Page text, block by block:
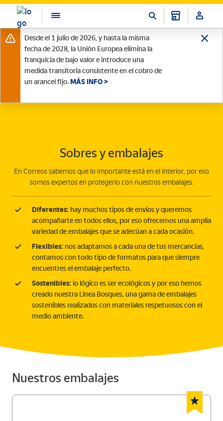
Desde el 1 julio de 2026, y hasta la misma
fecha de 2028, la Unión Europea elimina la
franquicia de bajo valor e introduce una
medida transitoria consistente en el cobro de
un arancel fijo. MÁS INFO >
Sobres y embalajes
En Correos sabemos que lo importante está en el interior, por eso
somos expertos en protegerlo con nuestros embalajes.
Diferentes: hay muchos tipos de envíos y queremos
acompañarte en todos ellos, por eso ofrecemos una amplia
variedad de embalajes que se adecúan a cada ocasión.
Flexibles: nos adaptamos a cada una de tus mercancías,
contamos con todo tipo de formatos para que siempre
encuentres el embalaje perfecto.
Sostenibles: lo lógico es ser ecológicos y por eso hemos
creado nuestra Línea Bosques, una gama de embalajes
sostenibles realizados con materiales respetuosos con el
medio ambiente.
Nuestros embalajes